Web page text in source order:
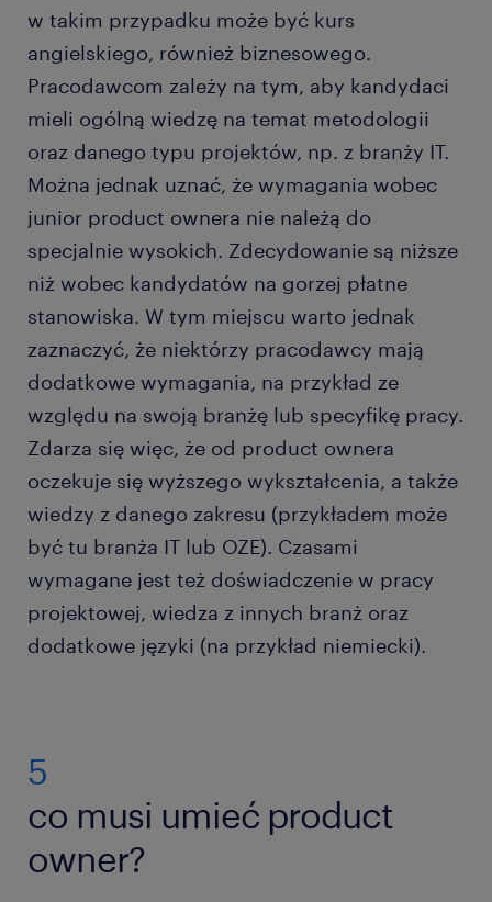
w takim przypadku może być kurs
angielskiego, również biznesowego.
Pracodawcom zależy na tym, aby kandydaci
mieli ogólną wiedzę na temat metodologii
oraz danego typu projektów, np. z branży IT.
Można jednak uznać, że wymagania wobec
junior product ownera nie należą do
specjalnie wysokich. Zdecydowanie są niższe
niż wobec kandydatów na gorzej płatne
stanowiska. W tym miejscu warto jednak
zaznaczyć, że niektórzy pracodawcy mają
dodatkowe wymagania, na przykład ze
względu na swoją branżę lub specyfikę pracy.
Zdarza się więc, że od product ownera
oczekuje się wyższego wykształcenia, a także
wiedzy z danego zakresu (przykładem może
być tu branża IT lub OZE). Czasami
wymagane jest też doświadczenie w pracy
projektowej, wiedza z innych branż oraz
dodatkowe języki (na przykład niemiecki).
5
co musi umieć product
owner?